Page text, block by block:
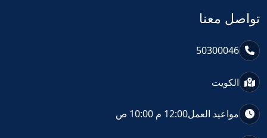
تواصل معنا
50300046
الكويت
مواعيد العمل12:00 م 10:00 ص